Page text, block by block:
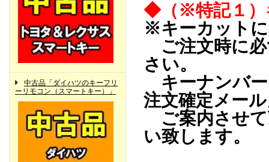
中古品「ダイハツのキーフリ
ーリモコン（スマートキー）」
◆（※特記１）
※キーカット
ご注文時に必
さい。
キーナンバー
注文確定メー
ご案内させて
い致します。